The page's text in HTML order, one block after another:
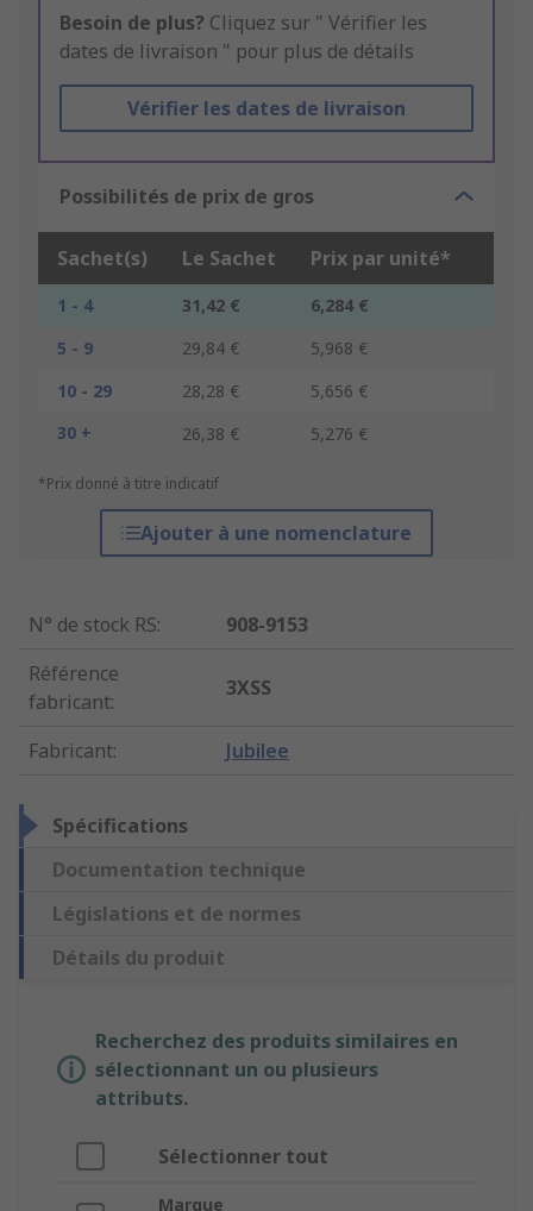
Besoin de plus? Cliquez sur " Vérifier les
dates de livraison " pour plus de détails
Vérifier les dates de livraison
Possibilités de prix de gros
Sachet(s) Le Sachet Prix par unité*
1 - 4 31,42 €
6,284 €
5 - 9
29,84 €
5,968 €
10 - 29
28,28 €
5,656 €
30 +
26,38 € 5,276 €
*Prix donné à titre indicatif
Ajouter à une nomenclature
N° de stock RS:
908-9153
Référence
fabricant:
3XSS
Fabricant: Jubilee
Spécifications
Documentation technique
Législations et de normes
Détails du produit
Recherchez des produits similaires en
sélectionnant un ou plusieurs
attributs.
Sélectionner tout
Marque